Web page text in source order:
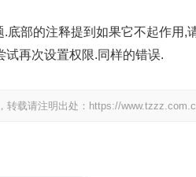
底部的注释提到如果它不起作用,
试再次设置权限.同样的错误.
转载请注明出处： https://